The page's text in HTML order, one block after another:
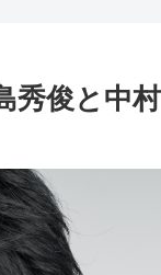
秀俊と中村